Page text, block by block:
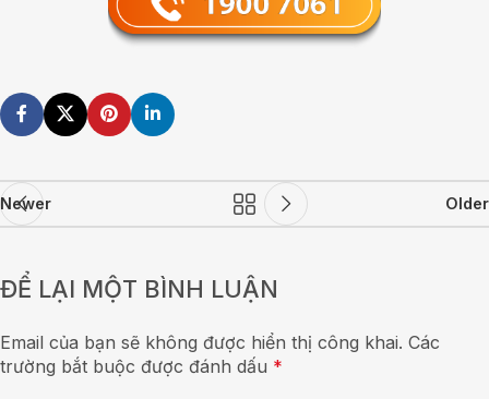
Newer Older
ĐỂ LẠI MỘT BÌNH LUẬN
Email của bạn sẽ không được hiển thị công khai. Các
trường bắt buộc được đánh dấu *